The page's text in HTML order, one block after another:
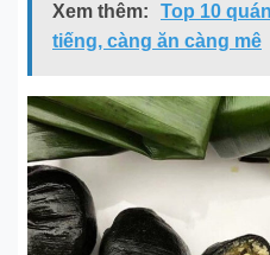
Xem thêm:
Top 10
tiếng, càng ăn càng mê